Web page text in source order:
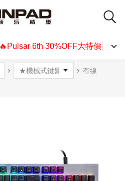
🔥Pulsar 6th 30%OFF大特價🔥
有線